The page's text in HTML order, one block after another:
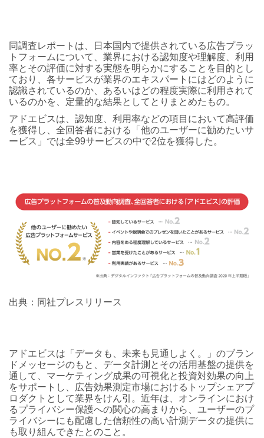
同調査レポートは、日本国内で提供されている広告プラッ
トフォームについて、業界における認知度や理解度、利用
率とその評価に対する実態を明らかにすることを目的とし
ており、各サービスが業界のエキスパートにはどのように
認識されているのか、あるいはどの程度実際に利用されて
いるのかを、定量的な結果としてとりまとめたもの。
アドエビスは、認知度、利用率などの項目において高評価
を獲得し、全回答者における「他のユーザーに勧めたいサ
ービス」では全99サービスの中で2位を獲得した。
出典：同社プレスリリース
アドエビスは「データも、未来も見通しよく。」のブラン
ドメッセージのもと、データ計測とその活用基盤の提供を
通して、マーケティング成果の可視化と投資対効果の向上
をサポートし、広告効果測定市場におけるトップシェアプ
ロダクトとして業界をけん引。近年は、オンラインにおけ
るプライバシー保護への関心の高まりから、ユーザーのプ
ライバシーにも配慮した信頼性の高い計測データの提供に
も取り組んできたとのこと。